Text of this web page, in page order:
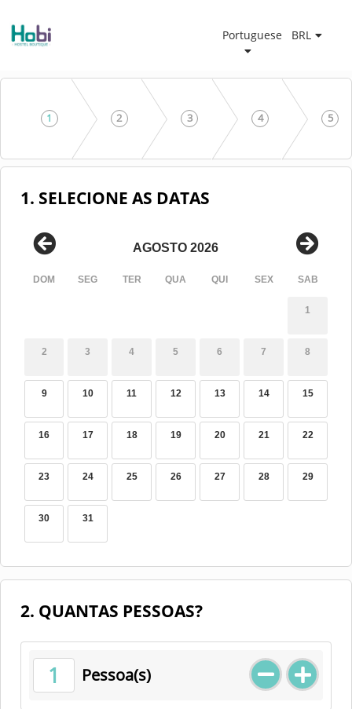
Portuguese BRL
1 2 3 4 5
1. SELECIONE AS DATAS
AGOSTO 2026
DOM SEG TER QUA QUI SEX SAB
1
2 3 4 5 6 7 8
9 10 11 12 13 14 15
16 17 18 19 20 21 22
23 24 25 26 27 28 29
30 31
2. QUANTAS PESSOAS?
1 Pessoa(s)